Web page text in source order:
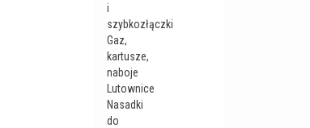
i
szybkozłączki
Gaz,
kartusze,
naboje
Lutownice
Nasadki
do